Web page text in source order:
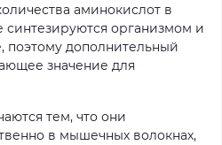
аминокислот в
организмом и
поэтому дополнительный
значение для
тем, что они
в мышечных волокнах,